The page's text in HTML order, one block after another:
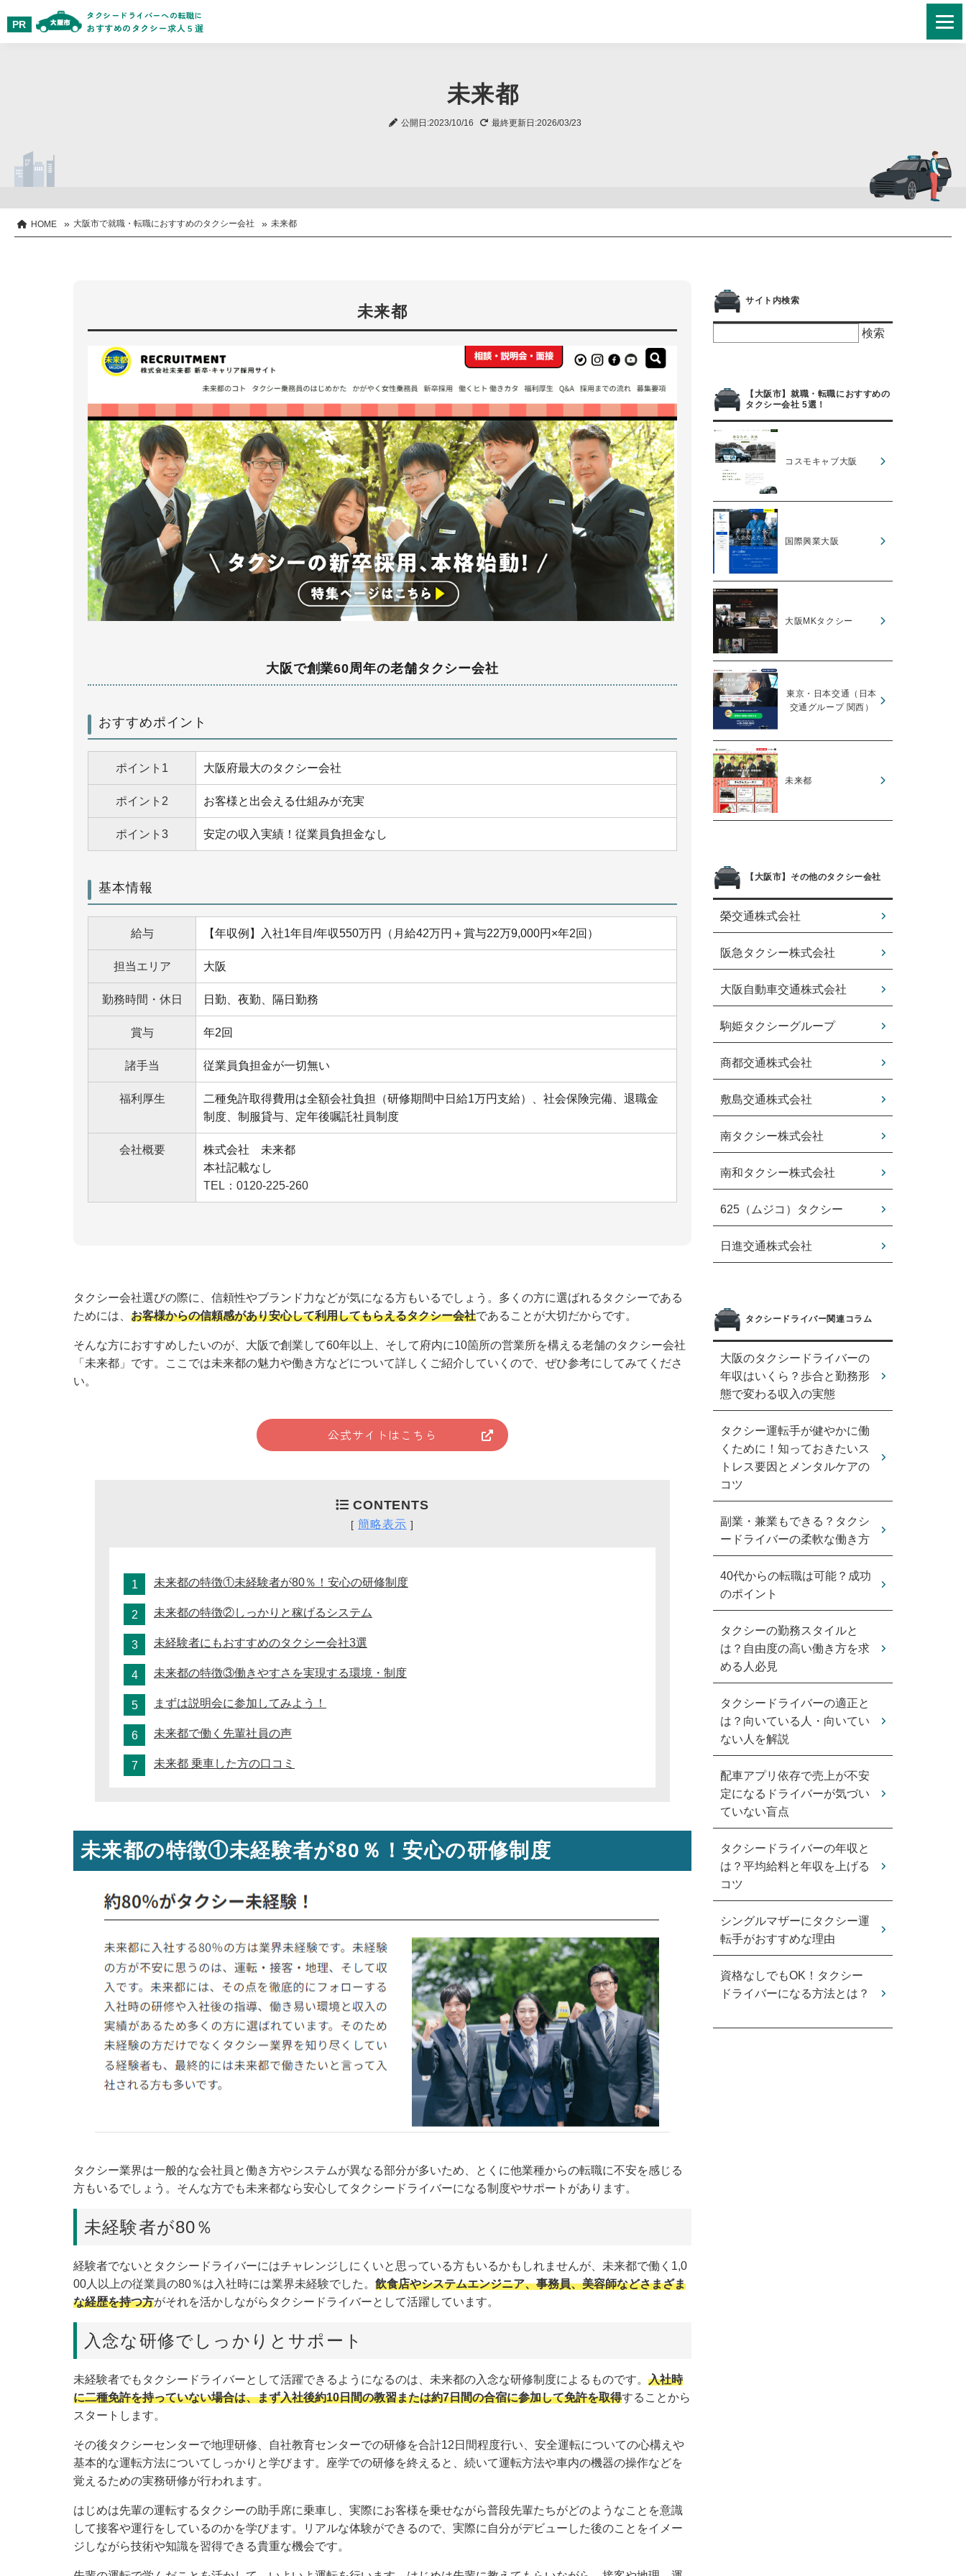
タクシードライバーへの転職に
おすすめのタクシー求人５選
未来都
公開日:2023/10/16 最終更新日:2026/03/23
HOME » 大阪市で就職・転職におすすめのタクシー会社 » 未来都
未来都
大阪で創業60周年の老舗タクシー会社
おすすめポイント
ポイント1 大阪府最大のタクシー会社
ポイント2 お客様と出会える仕組みが充実
ポイント3 安定の収入実績！従業員負担金なし
基本情報
給与 【年収例】入社1年目/年収550万円（月給42万円＋賞与22万9,000円×年2回）
担当エリア 大阪
勤務時間・休日 日勤、夜勤、隔日勤務
賞与 年2回
諸手当 従業員負担金が一切無い
福利厚生
二種免許取得費用は全額会社負担（研修期間中日給1万円支給）、社会保険完備、退職金
制度、制服貸与、定年後嘱託社員制度
会社概要
株式会社 未来都
本社記載なし
TEL：0120-225-260
タクシー会社選びの際に、信頼性やブランド力などが気になる方もいるでしょう。多くの方に選ばれるタクシーである
ためには、 お客様からの信頼感があり安心して利用してもらえるタクシー会社であることが大切だからです。
そんな方におすすめしたいのが、大阪で創業して60年以上、そして府内に10箇所の営業所を構える老舗のタクシー会社
「未来都」です。ここでは未来都の魅力や働き方などについて詳しくご紹介していくので、ぜひ参考にしてみてくださ
い。
公式サイトはこちら
CONTENTS
[ 簡略表示 ]
未来都の特徴①未経験者が80％！安心の研修制度
未来都の特徴②しっかりと稼げるシステム
未経験者にもおすすめのタクシー会社3選
未来都の特徴③働きやすさを実現する環境・制度
まずは説明会に参加してみよう！
未来都で働く先輩社員の声
未来都 乗車した方の口コミ
未来都の特徴①未経験者が80％！安心の研修制度
タクシー業界は一般的な会社員と働き方やシステムが異なる部分が多いため、とくに他業種からの転職に不安を感じる
方もいるでしょう。そんな方でも未来都なら安心してタクシードライバーになる制度やサポートがあります。
未経験者が80％
経験者でないとタクシードライバーにはチャレンジしにくいと思っている方もいるかもしれませんが、未来都で働く1,0
00人以上の従業員の80％は入社時には業界未経験でした。 飲食店やシステムエンジニア、事務員、美容師などさまざま
な経歴を持つ方がそれを活かしながらタクシードライバーとして活躍しています。
入念な研修でしっかりとサポート
未経験者でもタクシードライバーとして活躍できるようになるのは、未来都の入念な研修制度によるものです。 入社時
に二種免許を持っていない場合は、まず入社後約10日間の教習または約7日間の合宿に参加して免許を取得することから
スタートします。
その後タクシーセンターで地理研修、自社教育センターでの研修を合計12日間程度行い、安全運転についての心構えや
基本的な運転方法についてしっかりと学びます。座学での研修を終えると、続いて運転方法や車内の機器の操作などを
覚えるための実務研修が行われます。
はじめは先輩の運転するタクシーの助手席に乗車し、実際にお客様を乗せながら普段先輩たちがどのようなことを意識
して接客や運行をしているのかを学びます。リアルな体験ができるので、実際に自分がデビューした後のことをイメー
ジしながら技術や知識を習得できる貴重な機会です。
サイト内検索
【大阪市】就職・転職におすすめの
タクシー会社 5選！
コスモキャブ大阪
国際興業大阪
大阪MKタクシー
東京・日本交通（日本
交通グループ 関西）
未来都
【大阪市】その他のタクシー会社
榮交通株式会社
阪急タクシー株式会社
大阪自動車交通株式会社
駒姫タクシーグループ
商都交通株式会社
敷島交通株式会社
南タクシー株式会社
南和タクシー株式会社
625（ムジコ）タクシー
日進交通株式会社
タクシードライバー関連コラム
大阪のタクシードライバーの
年収はいくら？歩合と勤務形
態で変わる収入の実態
タクシー運転手が健やかに働
くために！知っておきたいス
トレス要因とメンタルケアの
コツ
副業・兼業もできる？タクシ
ードライバーの柔軟な働き方
40代からの転職は可能？成功
のポイント
タクシーの勤務スタイルと
は？自由度の高い働き方を求
める人必見
タクシードライバーの適正と
は？向いている人・向いてい
ない人を解説
配車アプリ依存で売上が不安
定になるドライバーが気づい
ていない盲点
タクシードライバーの年収と
は？平均給料と年収を上げる
コツ
シングルマザーにタクシー運
転手がおすすめな理由
資格なしでもOK！タクシー
ドライバーになる方法とは？